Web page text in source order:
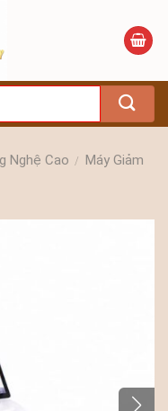
Nghệ Cao / Máy Giảm